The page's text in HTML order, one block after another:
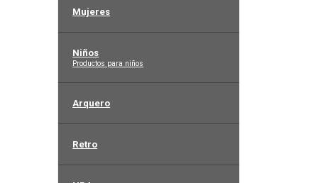
Mujeres
Niños
–
Productos para niños
Arquero
Retro